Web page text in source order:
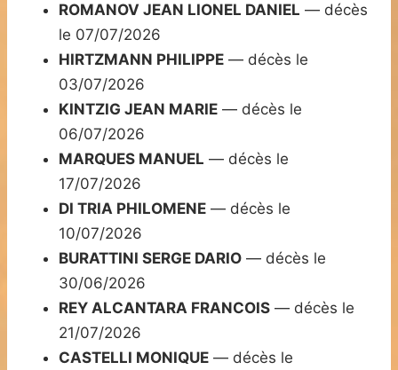
ROMANOV JEAN LIONEL DANIEL — décès
le 07/07/2026
HIRTZMANN PHILIPPE — décès le
03/07/2026
KINTZIG JEAN MARIE — décès le
06/07/2026
MARQUES MANUEL — décès le
17/07/2026
DI TRIA PHILOMENE — décès le
10/07/2026
BURATTINI SERGE DARIO — décès le
30/06/2026
REY ALCANTARA FRANCOIS — décès le
21/07/2026
CASTELLI MONIQUE — décès le